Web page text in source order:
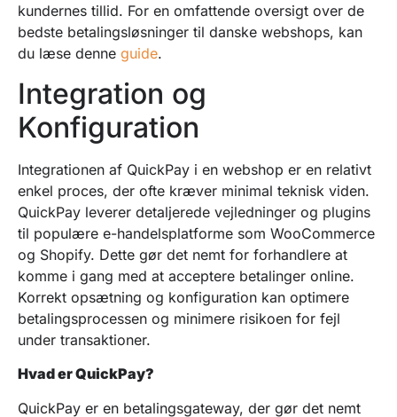
kundernes tillid. For en omfattende oversigt over de
bedste betalingsløsninger til danske webshops, kan
du læse denne guide.
Integration og
Konfiguration
Integrationen af QuickPay i en webshop er en relativt
enkel proces, der ofte kræver minimal teknisk viden.
QuickPay leverer detaljerede vejledninger og plugins
til populære e-handelsplatforme som WooCommerce
og Shopify. Dette gør det nemt for forhandlere at
komme i gang med at acceptere betalinger online.
Korrekt opsætning og konfiguration kan optimere
betalingsprocessen og minimere risikoen for fejl
under transaktioner.
Hvad er QuickPay?
QuickPay er en betalingsgateway, der gør det nemt